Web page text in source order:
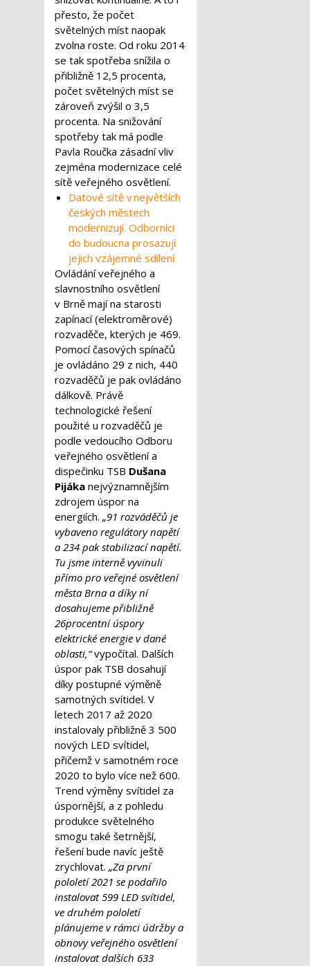
přesto, že počet
světelných míst naopak
zvolna roste. Od roku 2014
se tak spotřeba snížila o
přibližně 12,5 procenta,
počet světelných míst se
zároveň zvýšil o 3,5
procenta. Na snižování
spotřeby tak má podle
Pavla Roučka zásadní vliv
zejména modernizace celé
sítě veřejného osvětlení.
Datové sítě v největších
českých městech
modernizují. Odborníci
do budoucna prosazují
jejich vzájemné sdílení
Ovládání veřejného a
slavnostního osvětlení
v Brně mají na starosti
zapínací (elektroměrové)
rozvaděče, kterých je 469.
Pomocí časových spínačů
je ovládáno 29 z nich, 440
rozvaděčů je pak ovládáno
dálkově. Právě
technologické řešení
použité u rozvaděčů je
podle vedoucího Odboru
veřejného osvětlení a
dispečinku TSB Dušana
Pijáka nejvýznamnějším
zdrojem úspor na
energiích. „91 rozváděčů je
vybaveno regulátory napětí
a 234 pak stabilizací napětí.
Tu jsme interně vyvinuli
přímo pro veřejné osvětlení
města Brna a díky ní
dosahujeme přibližně
26procentní úspory
elektrické energie v dané
oblasti,“vypočítal. Dalších
úspor pak TSB dosahují
díky postupné výměně
samotných svítidel. V
letech 2017 až 2020
instalovaly přibližně 3 500
nových LED svítidel,
přičemž v samotném roce
2020 to bylo více než 600.
Trend výměny svítidel za
úspornější, a z pohledu
produkce světelného
smogu také šetrnější,
řešení bude navíc ještě
zrychlovat. „Za první
pololetí 2021 se podařilo
instalovat 599 LED svítidel,
ve druhém pololetí
plánujeme v rámci údržby a
obnovy veřejného osvětlení
instalovat dalších 633